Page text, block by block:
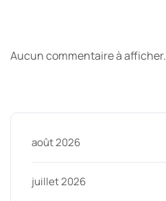
Aucun commentaire à afficher.
août 2026
juillet 2026